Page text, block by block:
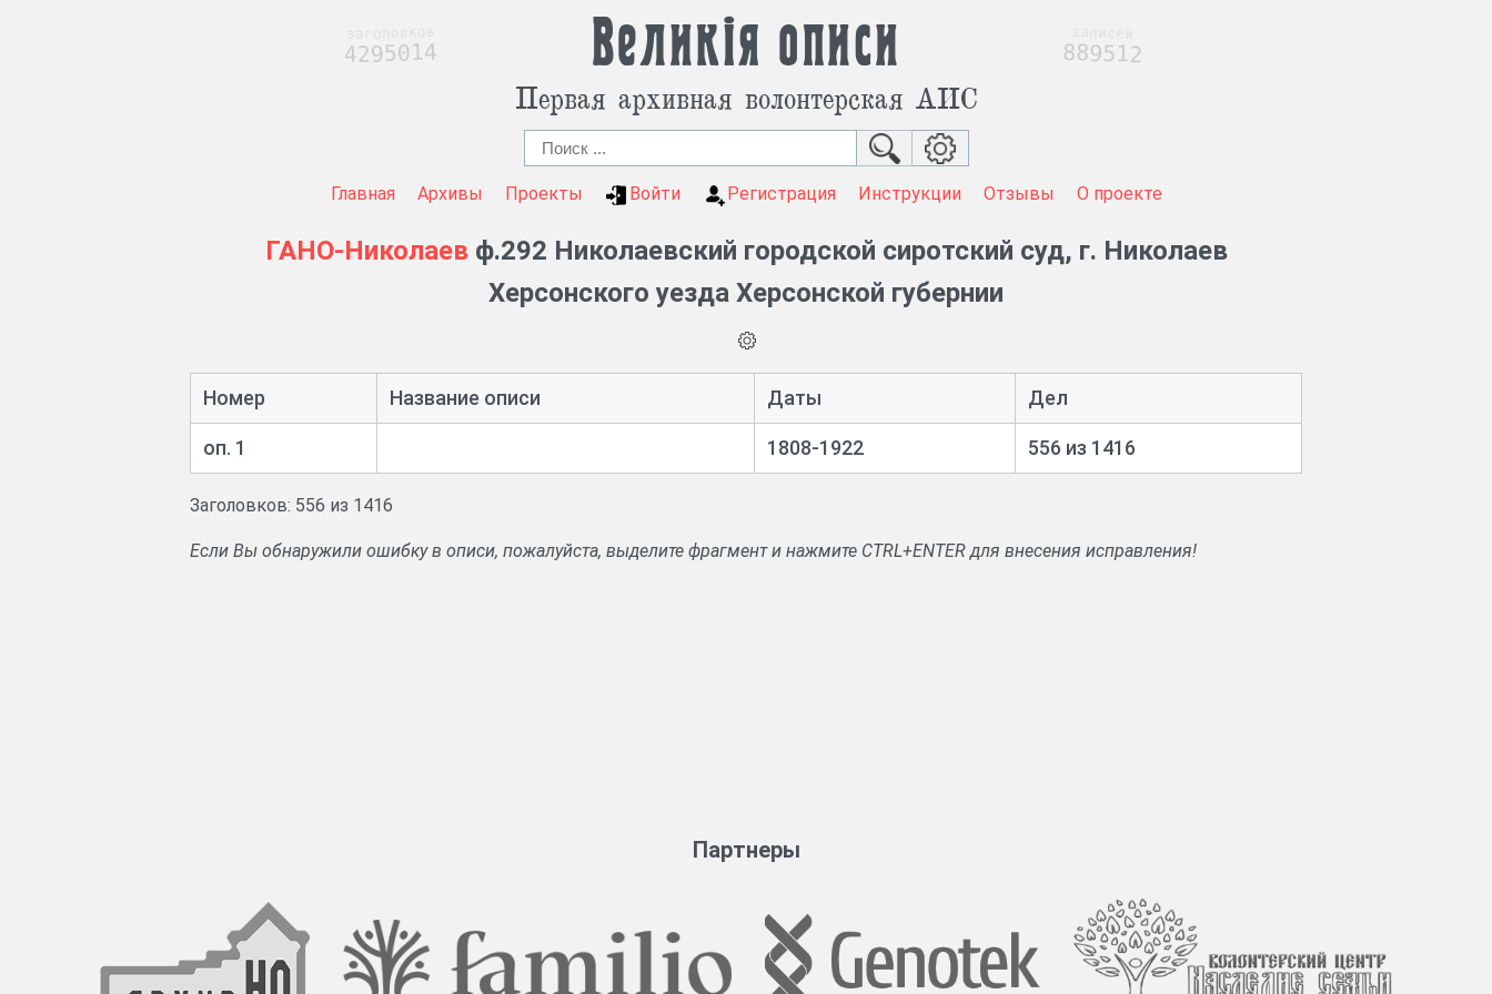
Великія описи
Первая архивная волонтерская АИС
Главная Архивы Проекты Войти Регистрация Инструкции Отзывы О проекте
ГАНО-Николаевф.292 Николаевский городской сиротский суд, г. Николаев
Херсонского уезда Херсонской губернии
Номер Название описи Даты Дел
оп. 1 1808-1922 556 из 1416
Заголовков: 556 из 1416
Если Вы обнаружили ошибку в описи, пожалуйста, выделите фрагмент и нажмите CTRL+ENTER для внесения исправления!
Партнеры
4295014 889512